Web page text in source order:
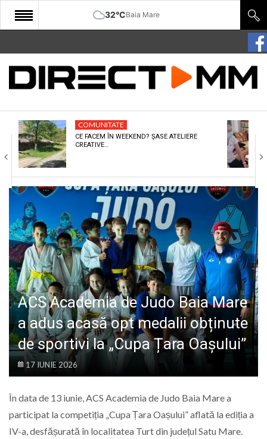
32°CBaia Mare
START
COMUNITATE
CULTURA
ECONOMIE
SANATATE
SPORT
SPECIAL
POLITIC
LIFE
COMUNITATE
CE FACEM ÎN WEEKEND? ȘASE ATELIERE
CREATIVE…
ACS Academia de Judo Baia Mare
a adus acasă opt medalii obținute
de sportivi la „Cupa Țara Oașului”
17 IUNIE 2026
În data de 13 iunie, ACS Academia de Judo Baia Mare a
participat la competiția „Cupa Țara Oașului” aflată la ediția a
IV-a, desfășurată în localitatea Turt din județul Satu Mare.